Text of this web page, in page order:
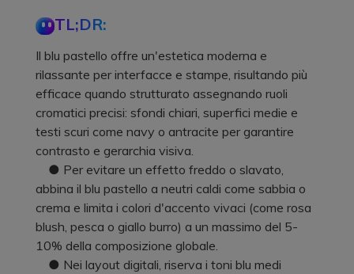
TL;DR:
Il blu pastello offre un'estetica moderna e
rilassante per interfacce e stampe, risultando più
efficace quando strutturato assegnando ruoli
cromatici precisi: sfondi chiari, superfici medie e
testi scuri come navy o antracite per garantire
contrasto e gerarchia visiva.
● Per evitare un effetto freddo o slavato,
abbina il blu pastello a neutri caldi come sabbia o
crema e limita i colori d'accento vivaci (come rosa
blush, pesca o giallo burro) a un massimo del 5-
10% della composizione globale.
● Nei layout digitali, riserva i toni blu medi